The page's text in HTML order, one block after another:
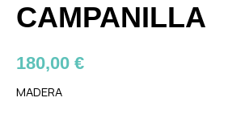
CAMPANILLA
180,00 €
MADERA